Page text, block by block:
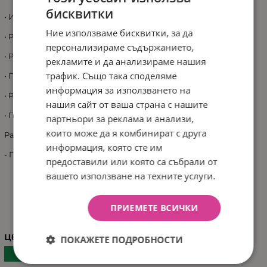
• Интересни цветни фигури и музика;
• Регулируема височина на дръжката;
• Регулируема скорост на проходилката;
• Предотвратява О-изкривяване на краката;
• Резервоар за вода;
• Подходящ за деца 12м+
Размери:
- Продукт: 1.62 кг / 64x42х40.5 см
ХАРАКТЕРИСТИКИ
Цвят
бисквитки
Ние използваме бисквитки, за да
персонализираме съдържанието,
рекламите и да анализираме нашия
трафик. Също така споделяме
информация за използването на
нашия сайт от ваша страна с нашите
партньори за реклама и анализи,
които може да я комбинират с друга
информация, която сте им
предоставили или която са събрали от
вашето използване на техните услуги.
ПРИЕМЕТЕ ВСИЧКИ
ПОКАЖЕТЕ ПОДРОБНОСТИ